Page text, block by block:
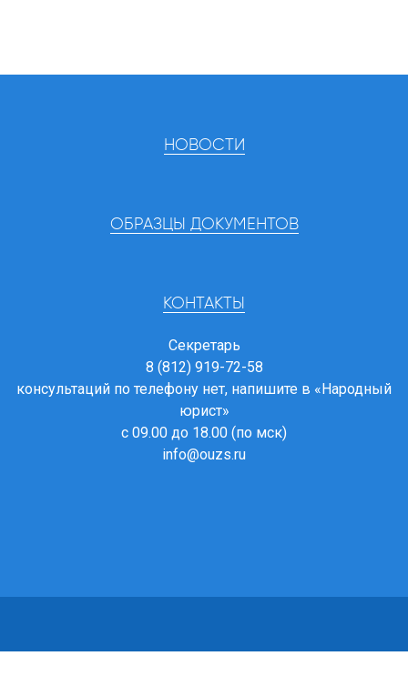
НОВОСТИ
ОБРАЗЦЫ ДОКУМЕНТОВ
КОНТАКТЫ
Секретарь
8 (812) 919-72-58
консультаций по телефону нет, напишите в «Народный
юрист»
с 09.00 до 18.00 (по мск)
info@ouzs.ru